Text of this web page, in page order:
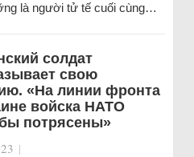
là người tử tế cuối cùng…
солдат
свою
«На линии фронта
войска НАТО
потрясены»
|